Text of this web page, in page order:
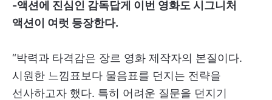
-액션에 진심인 감독답게 이번 영화도 시그니처
액션이 여럿 등장한다.
“박력과 타격감은 장르 영화 제작자의 본질이다.
시원한 느낌표보다 물음표를 던지는 전략을
선사하고자 했다. 특히 어려운 질문을 던지기